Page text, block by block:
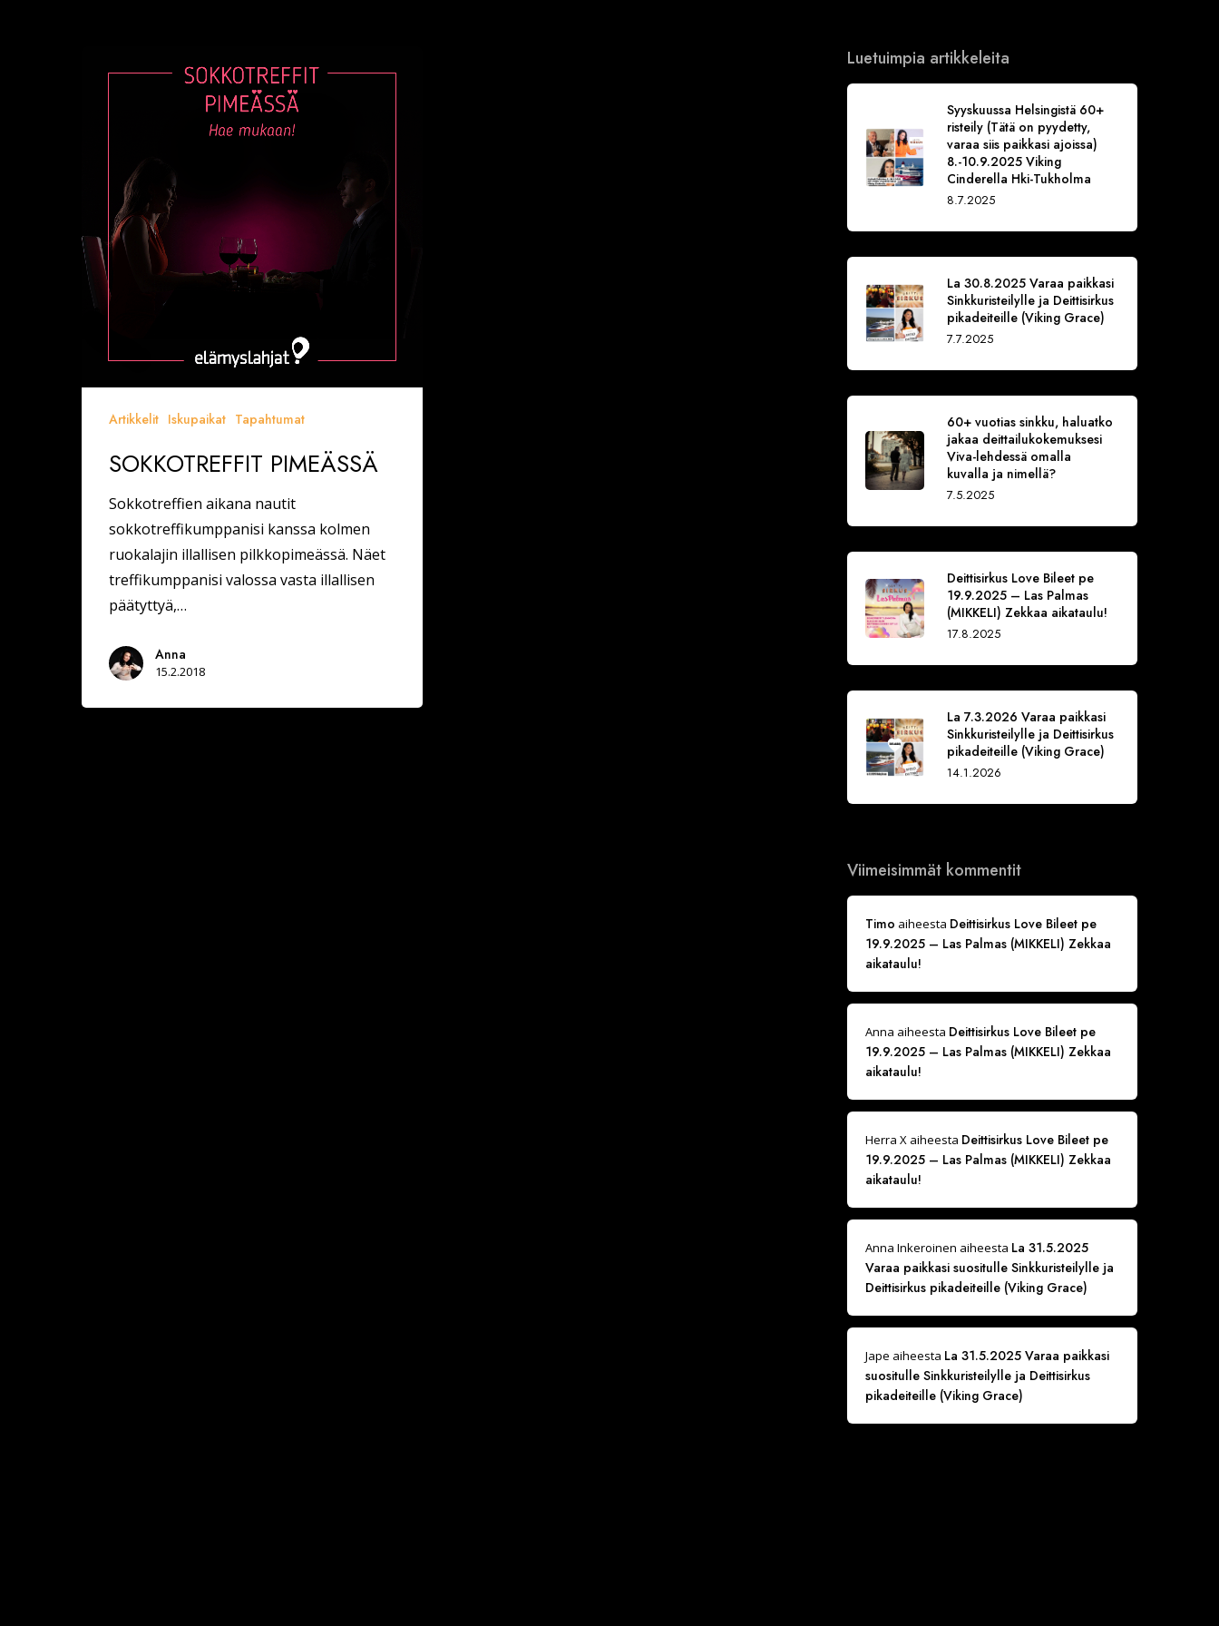
Artikkelit Iskupaikat Tapahtumat
SOKKOTREFFIT PIMEÄSSÄ
Sokkotreffien aikana nautit
sokkotreffikumppanisi kanssa kolmen
ruokalajin illallisen pilkkopimeässä. Näet
treffikumppanisi valossa vasta illallisen
päätyttyä,…
Anna
15.2.2018
Luetuimpia artikkeleita
Syyskuussa Helsingistä 60+
risteily (Tätä on pyydetty,
varaa siis paikkasi ajoissa)
8.-10.9.2025 Viking
Cinderella Hki-Tukholma
8.7.2025
La 30.8.2025 Varaa paikkasi
Sinkkuristeilylle ja Deittisirkus
pikadeiteille (Viking Grace)
7.7.2025
60+ vuotias sinkku, haluatko
jakaa deittailukokemuksesi
Viva-lehdessä omalla
kuvalla ja nimellä?
7.5.2025
Deittisirkus Love Bileet pe
19.9.2025 – Las Palmas
(MIKKELI) Zekkaa aikataulu!
17.8.2025
La 7.3.2026 Varaa paikkasi
Sinkkuristeilylle ja Deittisirkus
pikadeiteille (Viking Grace)
14.1.2026
Viimeisimmät kommentit
Timo aiheesta Deittisirkus Love Bileet pe
19.9.2025 – Las Palmas (MIKKELI) Zekkaa
aikataulu!
Anna aiheesta Deittisirkus Love Bileet pe
19.9.2025 – Las Palmas (MIKKELI) Zekkaa
aikataulu!
Herra Xaiheesta Deittisirkus Love Bileet pe
19.9.2025 – Las Palmas (MIKKELI) Zekkaa
aikataulu!
Anna Inkeroinen aiheesta La 31.5.2025
Varaa paikkasi suositulle Sinkkuristeilylle ja
Deittisirkus pikadeiteille (Viking Grace)
Jape aiheesta La 31.5.2025 Varaa paikkasi
suositulle Sinkkuristeilylle ja Deittisirkus
pikadeiteille (Viking Grace)